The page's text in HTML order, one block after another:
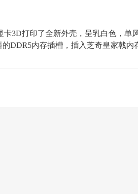
3D打印了全新外壳，呈乳白色，单
DDR5内存插槽，插入芝奇皇家戟内